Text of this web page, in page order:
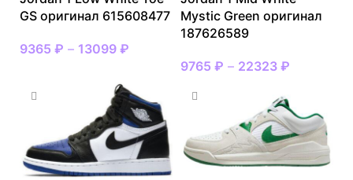
GS оригинал 615608477
9365 ₽ – 13099 ₽
Mystic Green оригинал
187626589
9765 ₽ – 22323 ₽